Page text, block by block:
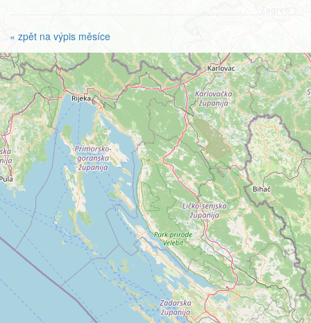
« zpět na výpis měsíce